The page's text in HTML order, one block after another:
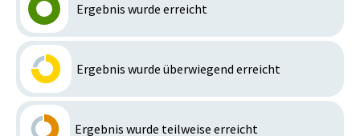
Ergebnis wurde erreicht
Ergebnis wurde überwiegend erreicht
Ergebnis wurde teilweise erreicht